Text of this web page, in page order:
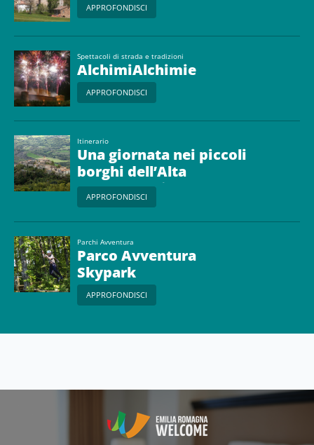
APPROFONDISCI
Spettacoli di strada e tradizioni
AlchimiAlchimie
APPROFONDISCI
Itinerario
Una giornata nei piccoli
borghi dell’Alta
Valmarecchia
APPROFONDISCI
Parchi Avventura
Parco Avventura
Skypark
APPROFONDISCI